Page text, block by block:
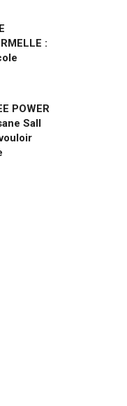
:
POWER
Sall